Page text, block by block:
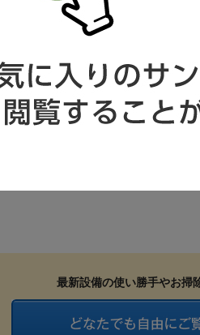
人造大理石 クォーツ
人造大理石 フリオ ○
人造大理石 ○
最新設備の使い勝手やお掃